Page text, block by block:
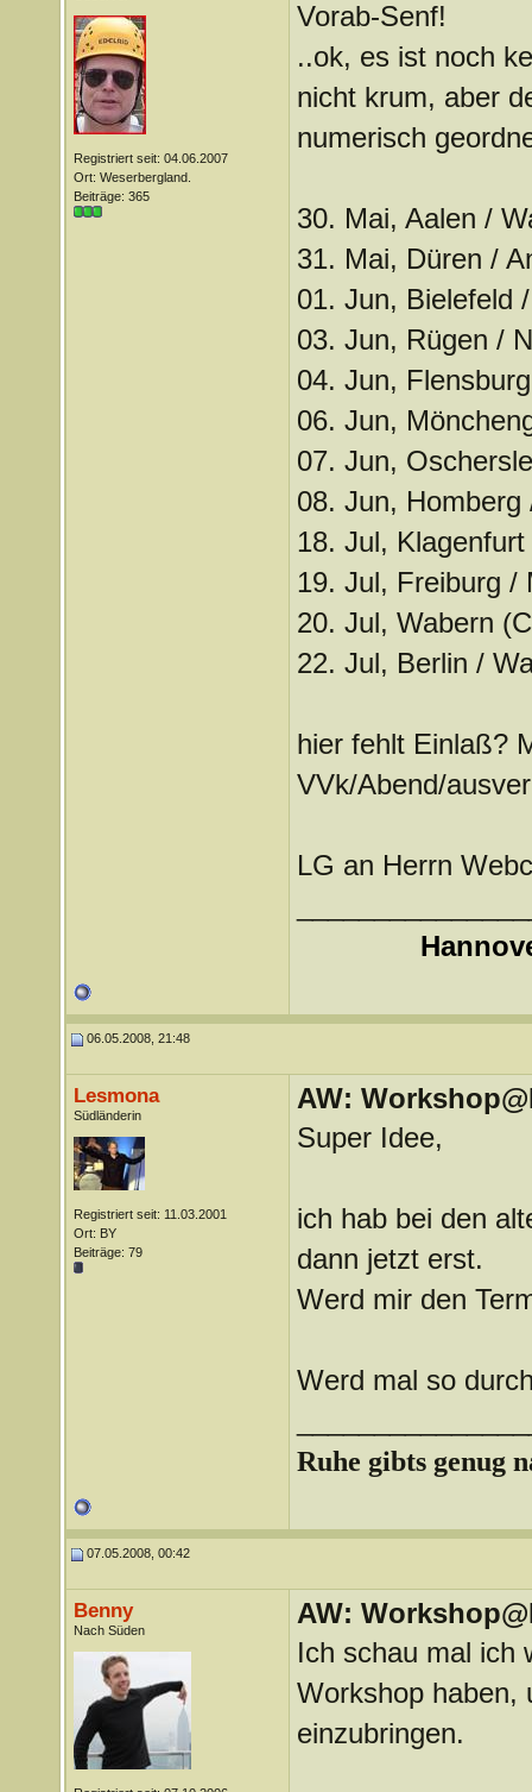
Registriert seit: 04.06.2007
Ort: Weserbergland.
Beiträge: 365
Vorab-Senf!
..ok, es ist noch
nicht krum, aber
numerisch
30. Mai, Aalen /
31. Mai, Düren /
01. Jun, Bielefeld
03. Jun, Rügen /
04. Jun,
06. Jun,
07. Jun,
08. Jun, Homberg
18. Jul,
19. Jul, Freiburg /
20. Jul, Wabern
22. Jul, Berlin /
hier fehlt Einlaß?
VVk/Abend/
LG an Herrn
06.05.2008, 21:48
Lesmona
Südländerin
Registriert seit: 11.03.2001
Ort: BY
Beiträge: 79
AW:
Super Idee,
ich hab bei den
dann jetzt erst.
Werd mir den
Werd mal so
Ruhe gibts genug
07.05.2008, 00:42
Benny
Nach Süden
AW:
Ich schau mal ich
Workshop haben,
einzubringen.